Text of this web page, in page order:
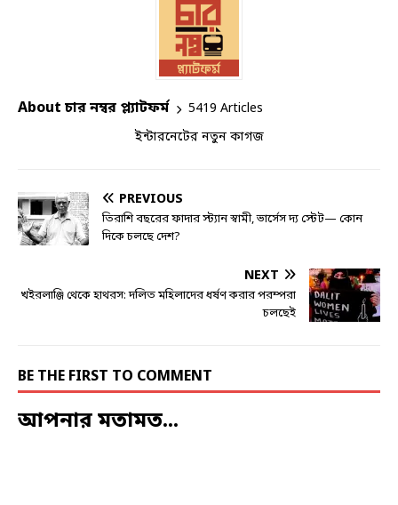
About চার নম্বর প্ল্যাটফর্ম
5419 Articles
ইন্টারনেটের নতুন কাগজ
PREVIOUS
তিরাশি বছরের ফাদার স্ট্যান স্বামী, ভার্সেস দ্য স্টেট— কোন
দিকে চলছে দেশ?
NEXT
খইরলাঞ্জি থেকে হাথরস: দলিত মহিলাদের ধর্ষণ করার পরম্পরা
চলছেই
BE THE FIRST TO COMMENT
আপনার মতামত...